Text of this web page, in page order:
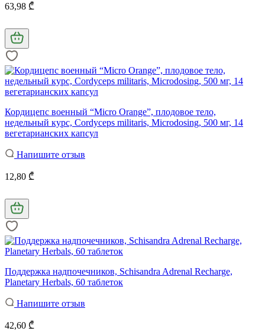
63,98 ₾
Кордицепс военный “Micro Orange”, плодовое тело,
недельный курс, Cordyceps militaris, Microdosing, 500 мг, 14
вегетарианских капсул
Напишите отзыв
12,80 ₾
Поддержка надпочечников, Schisandra Adrenal Recharge,
Planetary Herbals, 60 таблеток
Напишите отзыв
42,60 ₾